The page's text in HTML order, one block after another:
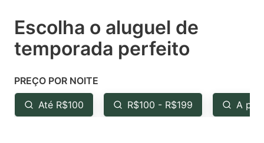
select
a
Press
the
question
select
a
the
question
Escolha o aluguel de
temporada perfeito
PREÇO POR NOITE
Até R$100 R$100 - R$199 A